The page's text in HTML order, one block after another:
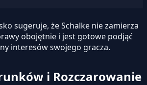
sugeruje, że Schalke nie zamierza
obojętnie i jest gotowe podjąć
interesów swojego gracza.
i Rozczarowanie